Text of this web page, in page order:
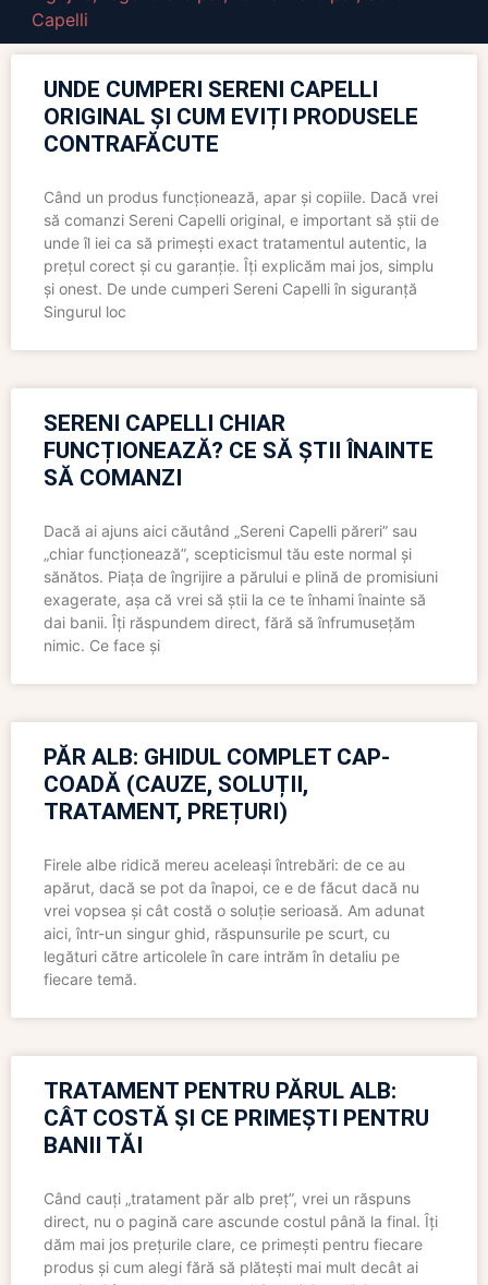
Capelli
UNDE CUMPERI SERENI CAPELLI
ORIGINAL ȘI CUM EVIȚI PRODUSELE
CONTRAFĂCUTE
Când un produs funcționează, apar și copiile. Dacă vrei
să comanzi Sereni Capelli original, e important să știi de
unde îl iei ca să primești exact tratamentul autentic, la
prețul corect și cu garanție. Îți explicăm mai jos, simplu
și onest. De unde cumperi Sereni Capelli în siguranță
Singurul loc
SERENI CAPELLI CHIAR
FUNCȚIONEAZĂ? CE SĂ ȘTII ÎNAINTE
SĂ COMANZI
Dacă ai ajuns aici căutând „Sereni Capelli păreri” sau
„chiar funcționează”, scepticismul tău este normal și
sănătos. Piața de îngrijire a părului e plină de promisiuni
exagerate, așa că vrei să știi la ce te înhami înainte să
dai banii. Îți răspundem direct, fără să înfrumusețăm
nimic. Ce face și
PĂR ALB: GHIDUL COMPLET CAP-
COADĂ (CAUZE, SOLUȚII,
TRATAMENT, PREȚURI)
Firele albe ridică mereu aceleași întrebări: de ce au
apărut, dacă se pot da înapoi, ce e de făcut dacă nu
vrei vopsea și cât costă o soluție serioasă. Am adunat
aici, într-un singur ghid, răspunsurile pe scurt, cu
legături către articolele în care intrăm în detaliu pe
fiecare temă.
TRATAMENT PENTRU PĂRUL ALB:
CÂT COSTĂ ȘI CE PRIMEȘTI PENTRU
BANII TĂI
Când cauți „tratament păr alb preț”, vrei un răspuns
direct, nu o pagină care ascunde costul până la final. Îți
dăm mai jos prețurile clare, ce primești pentru fiecare
produs și cum alegi fără să plătești mai mult decât ai